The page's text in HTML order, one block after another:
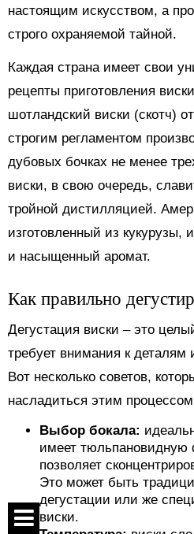
настоящим искусством, а
строго охраняемой тайной.
Каждая страна имеет свои
рецепты приготовления
шотландский виски (скотч)
строгим регламентом
дубовых бочках не менее
виски, в свою очередь,
тройной дистилляцией.
изготовленный из кукурузы,
и насыщенный аромат.
Как правильно
Дегустация виски – это
требует внимания к деталям
Вот несколько советов,
насладиться этим
Выбор бокала:
имеет тюльпановидную
позволяет
Это может быть
дегустации или же
виски.